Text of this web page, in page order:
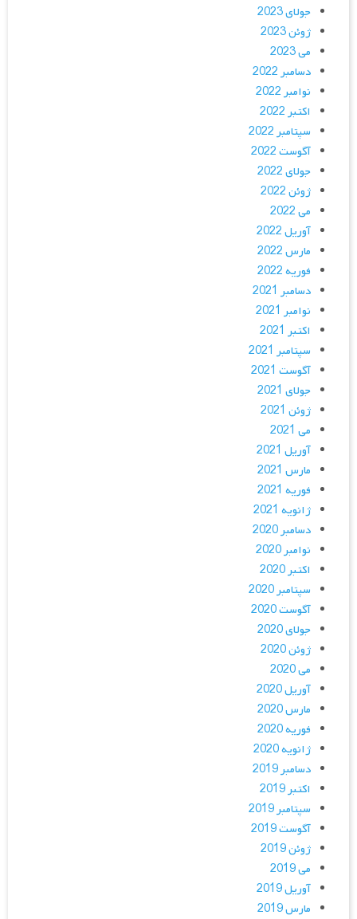
جولای 2023
ژوئن 2023
می 2023
دسامبر 2022
نوامبر 2022
اکتبر 2022
سپتامبر 2022
آگوست 2022
جولای 2022
ژوئن 2022
می 2022
آوریل 2022
مارس 2022
فوریه 2022
دسامبر 2021
نوامبر 2021
اکتبر 2021
سپتامبر 2021
آگوست 2021
جولای 2021
ژوئن 2021
می 2021
آوریل 2021
مارس 2021
فوریه 2021
ژانویه 2021
دسامبر 2020
نوامبر 2020
اکتبر 2020
سپتامبر 2020
آگوست 2020
جولای 2020
ژوئن 2020
می 2020
آوریل 2020
مارس 2020
فوریه 2020
ژانویه 2020
دسامبر 2019
اکتبر 2019
سپتامبر 2019
آگوست 2019
ژوئن 2019
می 2019
آوریل 2019
مارس 2019